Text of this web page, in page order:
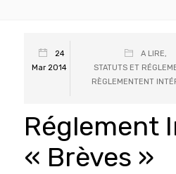
24
Mar 2014
A LIRE,
STATUTS ET
RÈGLEMENTENT
Réglement
« Brèves »